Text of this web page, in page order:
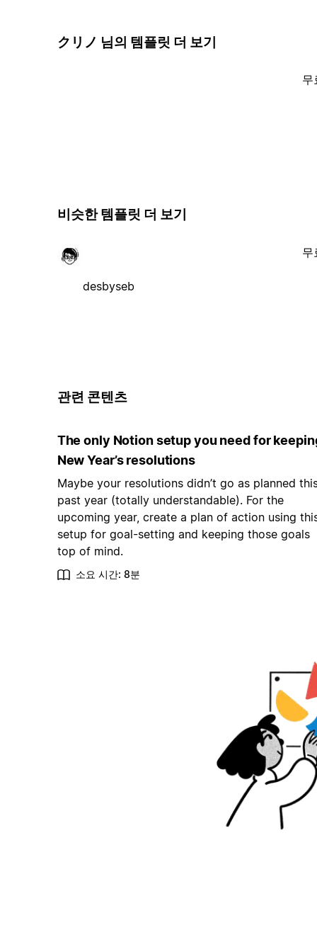
クリノ 님의 템플릿 더 보기
무
비슷한 템플릿 더 보기
desbyseb
무
관련 콘텐츠
The only Notion setup you need for
New Year’s resolutions
Maybe your resolutions didn’t go as planned
past year (totally understandable). For the
upcoming year, create a plan of action using
setup for goal-setting and keeping those goals
top of mind.
소요 시간: 8분